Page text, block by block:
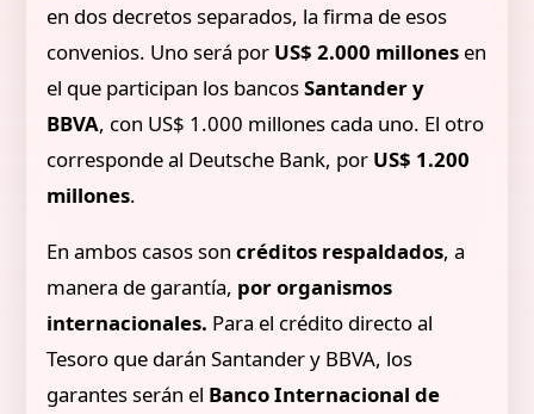
en dos decretos separados, la firma de esos
convenios. Uno será por US$ 2.000 millones en
el que participan los bancosSantander y
BBVA, con US$ 1.000 millones cada uno. El otro
corresponde al Deutsche Bank, por US$ 1.200
millones.
En ambos casos soncréditos respaldados, a
manera de garantía, por organismos
internacionales. Para el crédito directo al
Tesoro que darán Santander y BBVA, los
garantes serán el Banco Internacional de